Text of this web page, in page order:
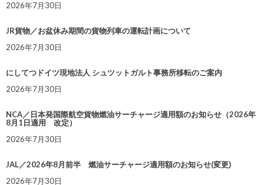
2026年7月30日
JR貨物／お盆休み期間の貨物列車の運転計画について
2026年7月30日
にしてつドイツ現地法人 シュツットガルト事務所移転のご案内
2026年7月30日
NCA／日本発国際航空貨物燃油サーチャージ適用額のお知らせ（2026年
8月1日適用 改定）
2026年7月30日
JAL／2026年8月前半 燃油サーチャージ適用額のお知らせ(変更)
2026年7月30日